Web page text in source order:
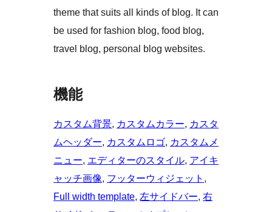
theme that suits all kinds of blog. It can
be used for fashion blog, food blog,
travel blog, personal blog websites.
機能
カスタム背景, カスタムカラー, カスタ
ムヘッダー, カスタムロゴ, カスタムメ
ニュー, エディターのスタイル, アイキ
ャッチ画像, フッターウィジェット
Full width template, 左サイドバー, 右